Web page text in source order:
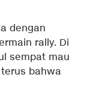
dengan
rally. Di
sempat mau
bahwa